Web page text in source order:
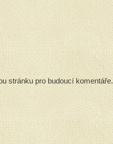
stránku pro budoucí komentáře.